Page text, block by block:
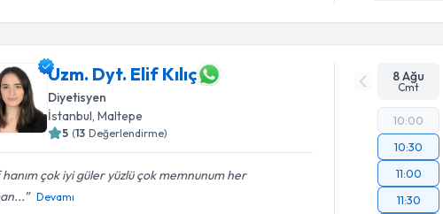
Uzm. Dyt. Elif Kılıç
Diyetisyen
İstanbul , Maltepe
5 (13 Değerlendirme)
çok iyi güler yüzlü çok memnunum her
Devamı
8 Ağu
Cmt
10:00
10:30
11:00
11:30